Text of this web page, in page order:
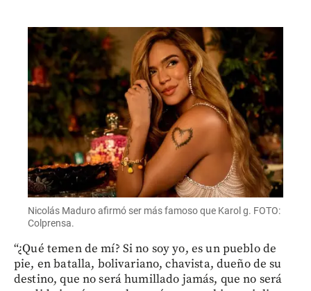
Nicolás Maduro afirmó ser más famoso que Karol g. FOTO:
Colprensa.
“¿Qué temen de mí? Si no soy yo, es un pueblo de
pie, en batalla, bolivariano, chavista, dueño de su
destino, que no será humillado jamás, que no será